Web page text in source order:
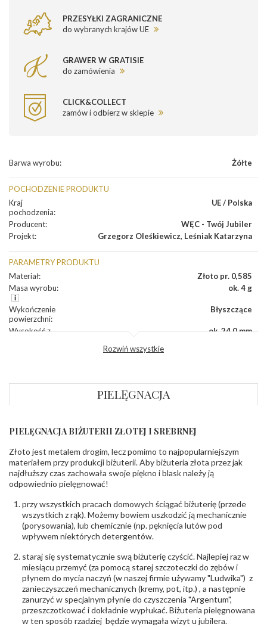
PRZESYŁKI ZAGRANICZNE
do wybranych krajów UE
GRAWER W GRATISIE
do zamówienia
CLICK&COLLECT
zamów i odbierz w sklepie
Barwa wyrobu: Żółte
POCHODZENIE PRODUKTU
Kraj
pochodzenia:
UE / Polska
Producent:
WĘC - Twój Jubiler
Projekt: Grzegorz Oleśkiewicz, Leśniak Katarzyna
PARAMETRY PRODUKTU
Materiał:
Złoto pr. 0,585
Masa wyrobu: ok. 4 g
Wykończenie
powierzchni:
Błyszczące
Wysokość z
ok. 24,0 mm
Kamień
Liczba
diamentów:
0.015 ct - 2 szt.
Liczba
diamentów
(łącznie):
2 szt.
Masa
diamentów
(łącznie)
Barwa:
Czystość:
Rodzaje
kamieni:
Rubin
Liczba kamieni
Rubin - 1 szt.
Szlif kamieni:
Fasetowy okrągły
Masa kamieni
(łącznie):
ok. 0.55 ct.
Rozwiń wszystkie
PIELĘGNACJA
PIELĘGNACJA BIŻUTERII ZŁOTEJ I SREBRNEJ
Złoto jest metalem drogim, lecz pomimo to najpopularniejszym
materiałem przy produkcji biżuterii. Aby biżuteria złota przez jak
najdłuższy czas zachowała swoje piękno i blask należy ją
odpowiednio pielęgnować!
przy wszystkich pracach domowych ściągać biżuterię (przede
wszystkich z rąk). Możemy bowiem uszkodzić ją mechanicznie
(porysowania), lub chemicznie (np. pęknięcia lutów pod
wpływem niektórych detergentów.
staraj się systematycznie swą biżuterię czyścić. Najlepiej raz w
miesiącu przemyć (za pomocą starej szczoteczki do zębów i
płynem do mycia naczyń (w naszej firmie używamy "Ludwika") z
zanieczyszczeń mechanicznych (kremy, pot, itp.) , a następnie
zanurzyć w specjalnym płynie do czyszczenia "Argentum",
przeszczotkować i dokładnie wypłukać. Biżuteria pielęgnowana
w ten sposób rzadziej będzie wymagała wizyt u jubilera.